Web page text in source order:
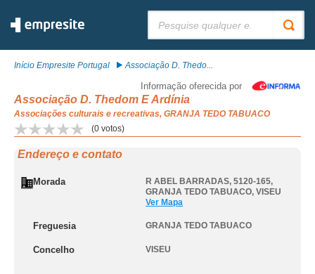
Início Empresite Portugal Associação D. Thedo...
Informação oferecida por
Associação D. Thedom E Ardínia
Associações culturais e recreativas, GRANJA TEDO TABUACO
(0 votos)
Endereço e contato
Morada R ABEL BARRADAS, 5120-165,
GRANJA TEDO TABUACO, VISEU
Ver Mapa
Freguesia GRANJA TEDO TABUACO
Concelho VISEU